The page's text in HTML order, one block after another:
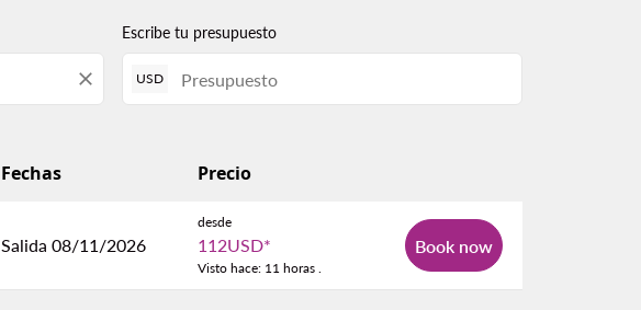
close
Escribe tu presupuesto
USD
Fechas Precio
Salida 08/11/2026
desde
112USD*
Visto hace: 11 horas .
Book now